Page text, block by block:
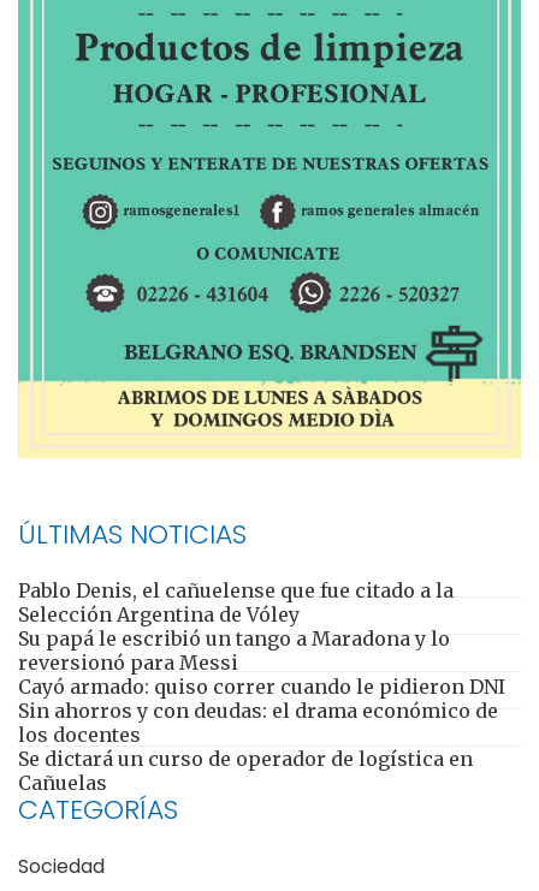
ÚLTIMAS NOTICIAS
Pablo Denis, el cañuelense que fue citado a la
Selección Argentina de Vóley
Su papá le escribió un tango a Maradona y lo
reversionó para Messi
Cayó armado: quiso correr cuando le pidieron DNI
Sin ahorros y con deudas: el drama económico de
los docentes
Se dictará un curso de operador de logística en
Cañuelas
CATEGORÍAS
Sociedad